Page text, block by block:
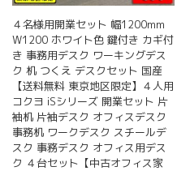
４名様用開業セット 幅1200mm
W1200 ホワイト色 鍵付き カギ付
き 事務用デスク ワーキングデス
ク 机 つくえ デスクセット 国産
【送料無料 東京地区限定】４人用
コクヨ iSシリーズ 開業セット 片
袖机 片袖デスク オフィスデスク
事務机 ワークデスク スチールデ
スク 事務デスク オフィス用デス
ク ４台セット【中古オフィス家